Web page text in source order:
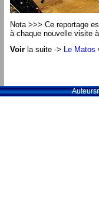
Nota >>> Ce reportage
à chaque nouvelle visite
Voir la suite -> Le Matos